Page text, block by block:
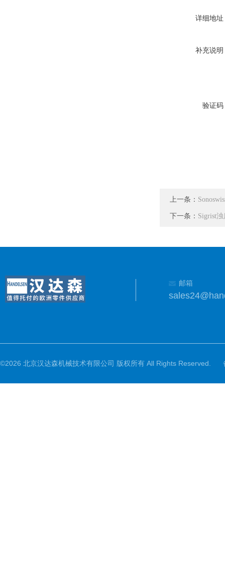
详细地址
补充说明
验证码
上一条：
下一条： Sigrist
邮箱
©2026 北京汉达森机械技术有限公司 版权所有 All Rights Reserved.